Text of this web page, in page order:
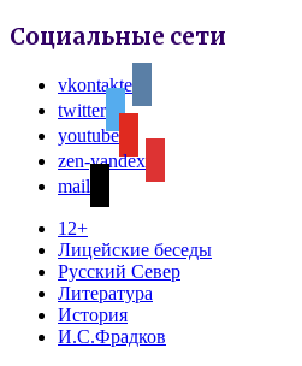
Социальные сети
vkontakte
twitter
youtube
zen-yandex
mail
12+
Лицейские беседы
Русский Север
Литература
История
И.С.Фрадков